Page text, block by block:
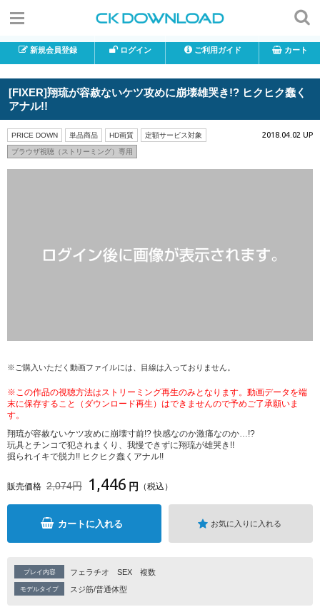
新規会員登録 ログイン ご利用ガイド カート
[FIXER]翔琉が容赦ないケツ攻めに崩壊雄哭き!? ヒクヒク蠢く
アナル!!
PRICE DOWN 単品商品 HD画質 定額サービス対象
ブラウザ視聴（ストリーミング）専用
2018.04.02 UP
※ご購入いただく動画ファイルには、目線は入っておりません。
※この作品の視聴方法はストリーミング再生のみとなります。動画データを端
末に保存すること（ダウンロード再生）はできませんので予めご了承願いま
す。
翔琉が容赦ないケツ攻めに崩壊寸前!? 快感なのか激痛なのか…!?
玩具とチンコで犯されまくり、我慢できずに翔琉が雄哭き!!
掘られイキで脱力!! ヒクヒク蠢くアナル!!
販売価格 2,074円 1,446 円 （税込）
カートに入れる お気に入りに入れる
プレイ内容 フェラチオ SEX 複数
モデルタイプ スジ筋/普通体型